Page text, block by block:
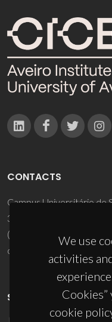
We use
activities
cookie
CONTACTS
Campus Universitário de
3810-193 Aveiro - Portugal
(+351) 234 370 200
ciceco@ua.pt
SPONSORS